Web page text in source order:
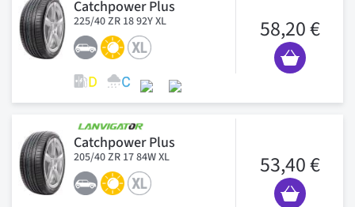
Catchpower Plus
225/40 ZR 18 92Y XL 58,20 €
Catchpower Plus
205/40 ZR 17 84W XL 53,40 €